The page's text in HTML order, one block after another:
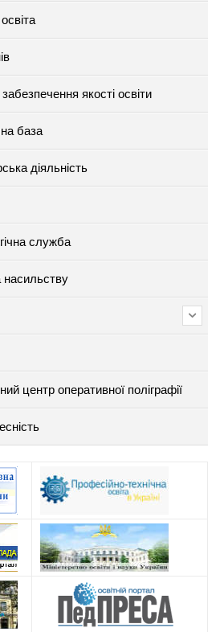
якості освіти
база
діяльність
служба
насильству
центр оперативної поліграфії